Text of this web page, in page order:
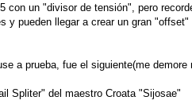
con un "divisor de tensión", pero
y pueden llegar a crear un gran "offset"
a prueba, fue el siguiente(me demore
Spliter" del maestro Croata "Sijosae"